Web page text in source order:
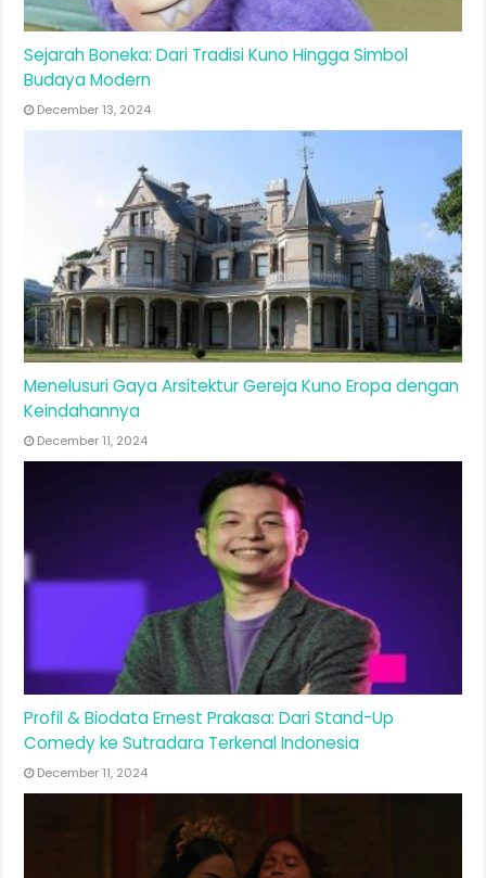
Sejarah Boneka: Dari Tradisi Kuno Hingga Simbol
Budaya Modern
December 13, 2024
Menelusuri Gaya Arsitektur Gereja Kuno Eropa dengan
Keindahannya
December 11, 2024
Profil & Biodata Ernest Prakasa: Dari Stand-Up
Comedy ke Sutradara Terkenal Indonesia
December 11, 2024